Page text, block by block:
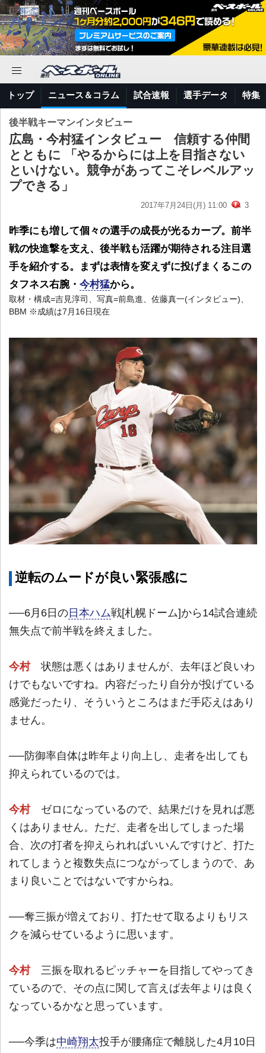
トップ ニュース＆コラム 試合速報 選手データ 特集
後半戦キーマンインタビュー
広島・今村猛インタビュー 信頼する仲間
とともに 「やるからには上を目指さない
といけない。競争があってこそレベルアッ
プできる」
2017年7月24日(月) 11:00 3
昨季にも増して個々の選手の成長が光るカープ。前半
戦の快進撃を支え、後半戦も活躍が期待される注目選
手を紹介する。まずは表情を変えずに投げまくるこの
タフネス右腕・ 今村猛から。
取材・構成=吉見淳司、写真=前島進、佐藤真一(インタビュー)、
BBM ※成績は7月16日現在
逆転のムードが良い緊張感に
──6月6日の 日本ハム戦[札幌ドーム]から14試合連続
無失点で前半戦を終えました。
今村 状態は悪くはありませんが、去年ほど良いわ
けでもないですね。内容だったり自分が投げている
感覚だったり、そういうところはまだ手応えはあり
ません。
──防御率自体は昨年より向上し、走者を出しても
抑えられているのでは。
今村 ゼロになっているので、結果だけを見れば悪
くはありません。ただ、走者を出してしまった場
合、次の打者を抑えられればいいんですけど、打た
れてしまうと複数失点につながってしまうので、あ
まり良いことではないですからね。
──奪三振が増えており、打たせて取るよりもリス
クを減らせているように思います。
今村 三振を取れるピッチャーを目指してやってき
ているので、その点に関して言えば去年よりは良く
なっているかなと思っています。
──今季は中崎翔太投手が腰痛症で離脱した4月10日